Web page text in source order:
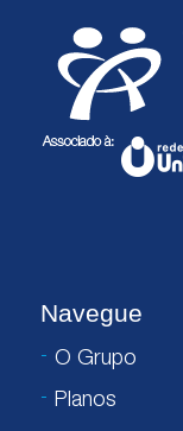
Navegue
O Grupo
Planos